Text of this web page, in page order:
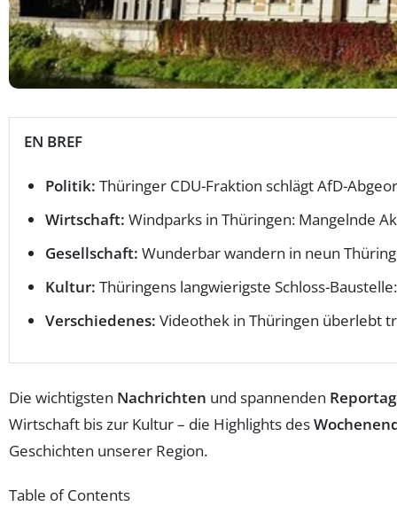
EN BREF
Politik: Thüringer CDU-Fraktion schlägt AfD-
Wirtschaft: Windparks in Thüringen: Mangelnde
Gesellschaft: Wunderbar wandern in neun
Kultur: Thüringens langwierigste Schloss-
Verschiedenes: Videothek in Thüringen überlebt
Die wichtigsten Nachrichten und spannenden
Wirtschaft bis zur Kultur – die Highlights des
Geschichten unserer Region.
Table of Contents